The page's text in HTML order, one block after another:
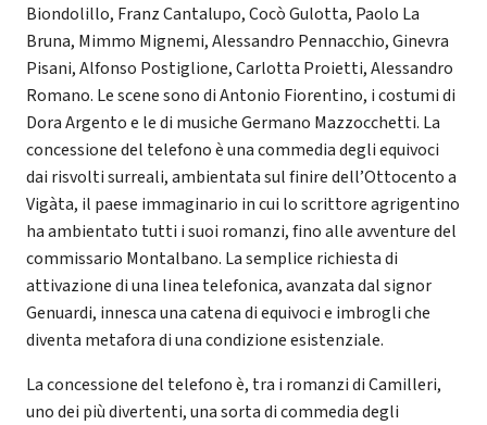
Biondolillo, Franz Cantalupo, Cocò Gulotta, Paolo La
Bruna, Mimmo Mignemi, Alessandro Pennacchio, Ginevra
Pisani, Alfonso Postiglione, Carlotta Proietti, Alessandro
Romano. Le scene sono di Antonio Fiorentino, i costumi di
Dora Argento e le di musiche Germano Mazzocchetti. La
concessione del telefono è una commedia degli equivoci
dai risvolti surreali, ambientata sul finire dell’Ottocento a
Vigàta, il paese immaginario in cui lo scrittore agrigentino
ha ambientato tutti i suoi romanzi, fino alle avventure del
commissario Montalbano. La semplice richiesta di
attivazione di una linea telefonica, avanzata dal signor
Genuardi, innesca una catena di equivoci e imbrogli che
diventa metafora di una condizione esistenziale.
La concessione del telefono è, tra i romanzi di Camilleri,
uno dei più divertenti, una sorta di commedia degli